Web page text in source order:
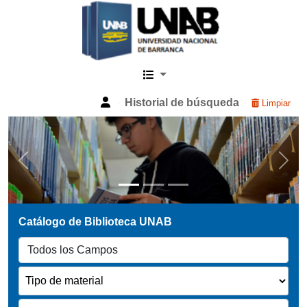
Catalogo Web UNAB
Historial de búsqueda Limpiar
Previous Next